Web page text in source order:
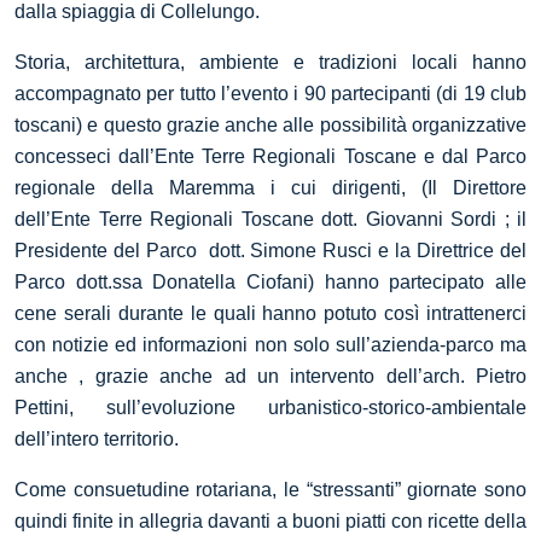
dalla spiaggia di Collelungo.
Storia, architettura, ambiente e tradizioni locali hanno
accompagnato per tutto l’evento i 90 partecipanti (di 19 club
toscani) e questo grazie anche alle possibilità organizzative
concesseci dall’Ente Terre Regionali Toscane e dal Parco
regionale della Maremma i cui dirigenti, (Il Direttore
dell’Ente Terre Regionali Toscane dott. Giovanni Sordi ; il
Presidente del Parco dott. Simone Rusci e la Direttrice del
Parco dott.ssa Donatella Ciofani) hanno partecipato alle
cene serali durante le quali hanno potuto così intrattenerci
con notizie ed informazioni non solo sull’azienda-parco ma
anche , grazie anche ad un intervento dell’arch. Pietro
Pettini, sull’evoluzione urbanistico-storico-ambientale
dell’intero territorio.
Come consuetudine rotariana, le “stressanti” giornate sono
quindi finite in allegria davanti a buoni piatti con ricette della